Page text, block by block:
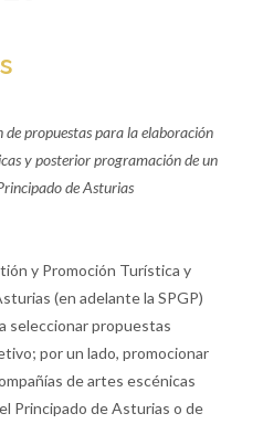
propuestas para la elaboración
y posterior programación de un
de Asturias
y Promoción Turística y
(en adelante la SPGP)
seleccionar propuestas
por un lado, promocionar
de artes escénicas
Principado de Asturias o de